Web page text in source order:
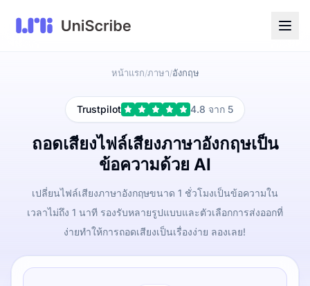
หน้าแรก/ภาษา/อังกฤษ
Trustpilot 4.8 จาก 5
ถอดเสียงไฟล์เสียงภาษาอังกฤษเป็น
ข้อความด้วย AI
เปลี่ยนไฟล์เสียงภาษาอังกฤษขนาด 1 ชั่วโมงเป็นข้อความใน
เวลาไม่ถึง 1 นาที รองรับหลายรูปแบบและตัวเลือกการส่งออกที่
ง่ายทำให้การถอดเสียงเป็นเรื่องง่าย ลองเลย!